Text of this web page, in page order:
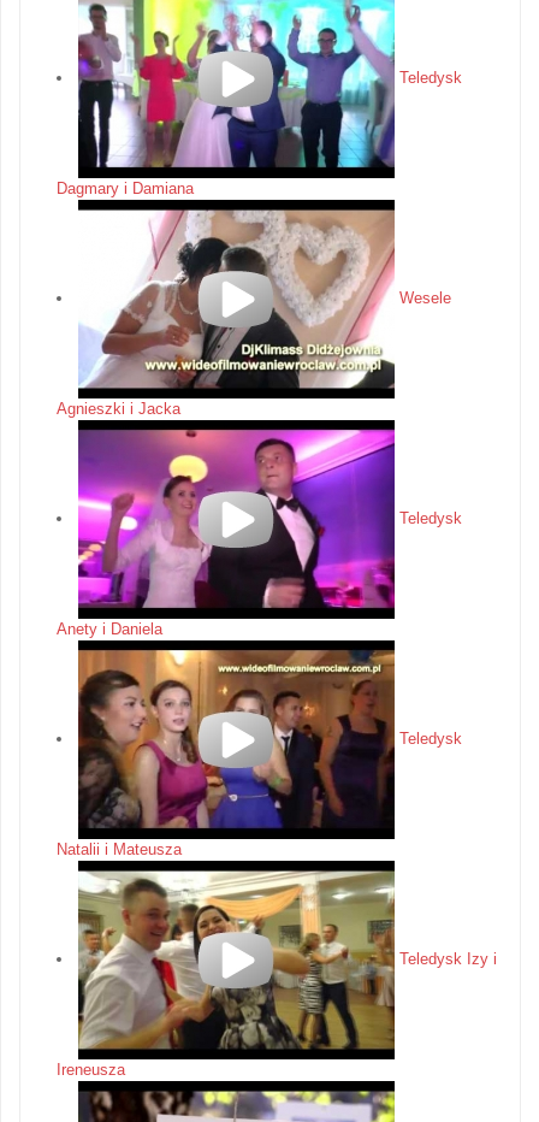
Teledysk
Dagmary i Damiana
Wesele
Agnieszki i Jacka
Teledysk
Anety i Daniela
Teledysk
Natalii i Mateusza
Teledysk Izy i
Ireneusza